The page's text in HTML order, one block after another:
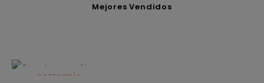
Mejores Vendidos
CATEGORÍA